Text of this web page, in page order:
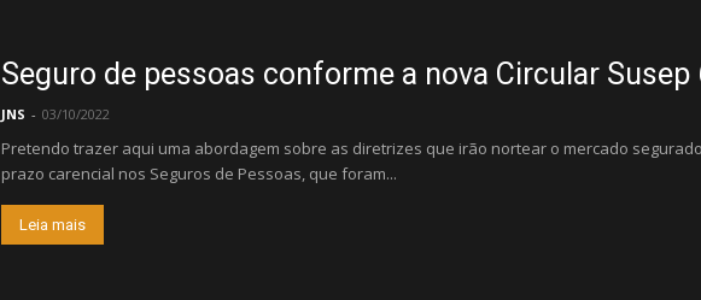
Seguro de pessoas conforme a nova Circular Susep
JNS - 03/10/2022
Pretendo trazer aqui uma abordagem sobre as diretrizes que irão nortear o mercado
prazo carencial nos Seguros de Pessoas, que foram...
Leia mais